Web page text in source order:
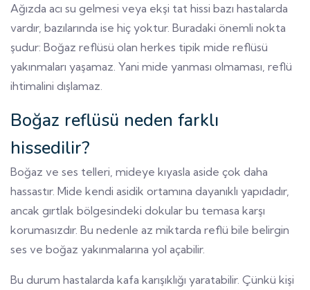
Ağızda acı su gelmesi veya ekşi tat hissi bazı hastalarda
vardır, bazılarında ise hiç yoktur. Buradaki önemli nokta
şudur: Boğaz reflüsü olan herkes tipik mide reflüsü
yakınmaları yaşamaz. Yani mide yanması olmaması, reflü
ihtimalini dışlamaz.
Boğaz reflüsü neden farklı
hissedilir?
Boğaz ve ses telleri, mideye kıyasla aside çok daha
hassastır. Mide kendi asidik ortamına dayanıklı yapıdadır,
ancak gırtlak bölgesindeki dokular bu temasa karşı
korumasızdır. Bu nedenle az miktarda reflü bile belirgin
ses ve boğaz yakınmalarına yol açabilir.
Bu durum hastalarda kafa karışıklığı yaratabilir. Çünkü kişi